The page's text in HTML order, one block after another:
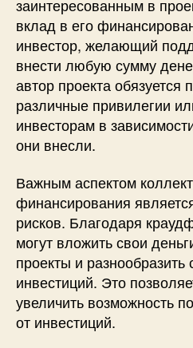
заинтересованным в
вклад в его
инвестор, желающий
внести любую сумму
автор проекта обязуется
различные привилегии
инвесторам в
они внесли.
Важным аспектом
финансирования
рисков. Благодаря
могут вложить свои
проекты и
инвестиций. Это
увеличить возможность
от инвестиций.